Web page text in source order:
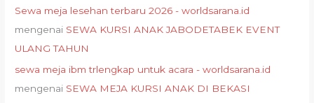
Sewa meja lesehan terbaru 2026 - worldsarana.id
mengenai SEWA KURSI ANAK JABODETABEK EVENT
ULANG TAHUN
sewa meja ibm trlengkap untuk acara - worldsarana.id
mengenai SEWA MEJA KURSI ANAK DI BEKASI